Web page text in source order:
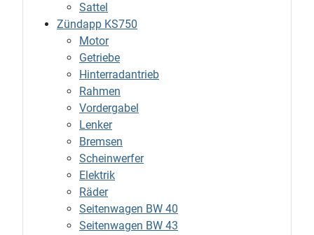
Sattel
Zündapp KS750
Motor
Getriebe
Hinterradantrieb
Rahmen
Vordergabel
Lenker
Bremsen
Scheinwerfer
Elektrik
Räder
Seitenwagen BW 40
Seitenwagen BW 43